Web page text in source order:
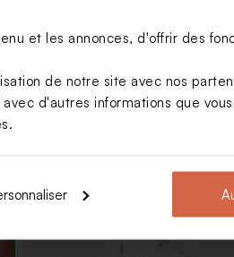
et les annonces, d'offrir des
de notre site avec nos
d'autres informations que